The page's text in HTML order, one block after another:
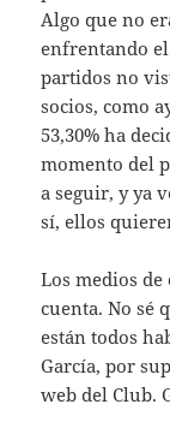
Algo que no
enfrentando
partidos no
socios, como
53,30% ha
momento del
a seguir, y ya
sí, ellos
Los medios
cuenta. No sé
están todos
García, por
web del Club.